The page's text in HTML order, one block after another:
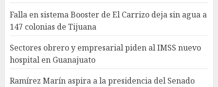
Falla en sistema Booster de El Carrizo deja sin agua a
147 colonias de Tijuana
Sectores obrero y empresarial piden al IMSS nuevo
hospital en Guanajuato
Ramírez Marín aspira a la presidencia del Senado
5
Ramírez Marín aspira a la
presidencia del Senado pero
respeta decisión de Morena
AGOSTO 6, 2026